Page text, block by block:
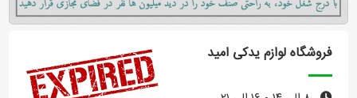
تعرفه ها
راهنما
ورود یا عضویت
فروشگاه لوازم یدکی امید